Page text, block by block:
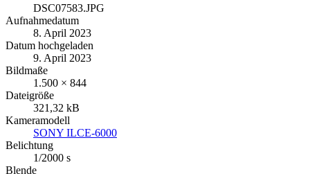
DSC07583.JPG
Aufnahmedatum
8. April 2023
Datum hochgeladen
9. April 2023
Bildmaße
1.500 × 844
Dateigröße
321,32 kB
Kameramodell
SONY ILCE-6000
Belichtung
1/2000 s
Blende